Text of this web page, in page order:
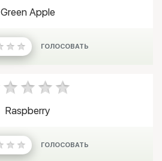
Green Apple
ГОЛОСОВАТЬ
Raspberry
ГОЛОСОВАТЬ